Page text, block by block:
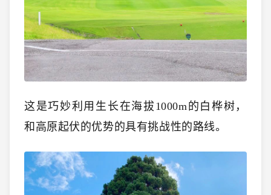
这是巧妙利用生长在海拔1000m的白桦树，
和高原起伏的优势的具有挑战性的路线。